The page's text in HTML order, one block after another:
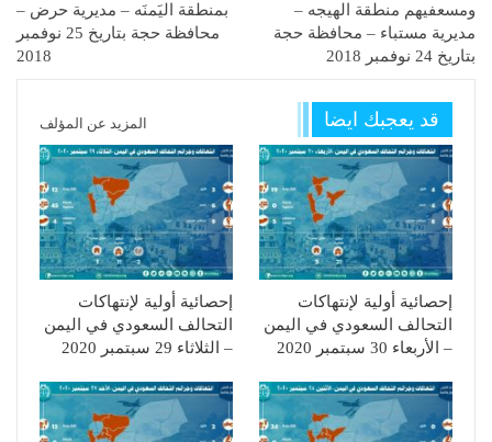
ومسعفيهم منطقة الهيجه –
مديرية مستباء – محافظة حجة
بتاريخ 24 نوفمبر 2018
بمنطقة اليَمنَه – مديرية حرض –
محافظة حجة بتاريخ 25 نوفمبر
2018
قد يعجبك ايضا المزيد عن المؤلف
إحصائية أولية لإنتهاكات
التحالف السعودي في اليمن
– الأربعاء 30 سبتمبر 2020
إحصائية أولية لإنتهاكات
التحالف السعودي في اليمن
– الثلاثاء 29 سبتمبر 2020